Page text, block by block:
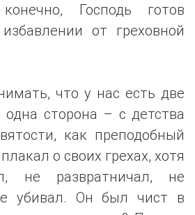
Господь готов
от греховной
что у нас есть две
сторона – с детства
как преподобный
о своих грехах, хотя
не развратничал, не
убивал. Он был чист в